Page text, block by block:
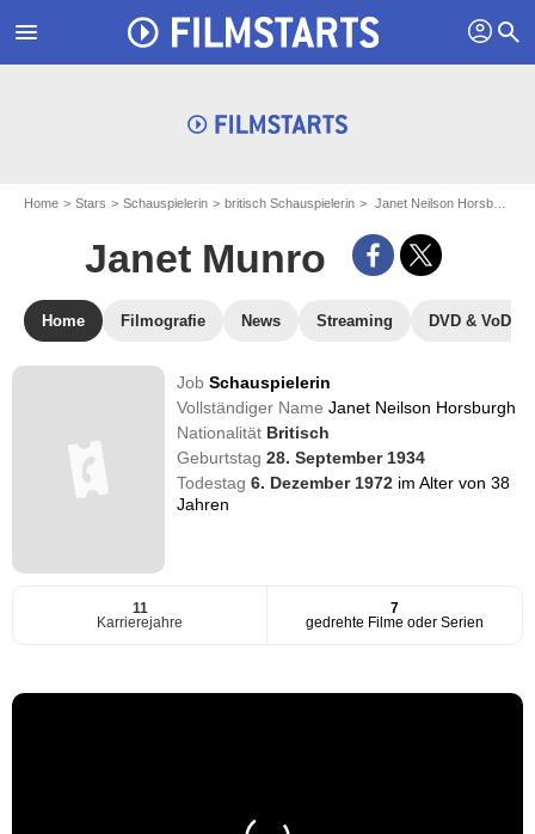
menu profil search
Home Stars Schauspielerin britisch Schauspielerin Janet Neilson Horsburgh - aka : Janet Munro
Janet Munro
Home Filmografie News Streaming DVD & VoD
JobSchauspielerin
Vollständiger NameJanet Neilson Horsburgh
Nationalität Britisch
Geburtstag28. September 1934
Todestag6. Dezember 1972 im Alter von 38
Jahren
11
Karrierejahre
7
gedrehte Filme oder Serien